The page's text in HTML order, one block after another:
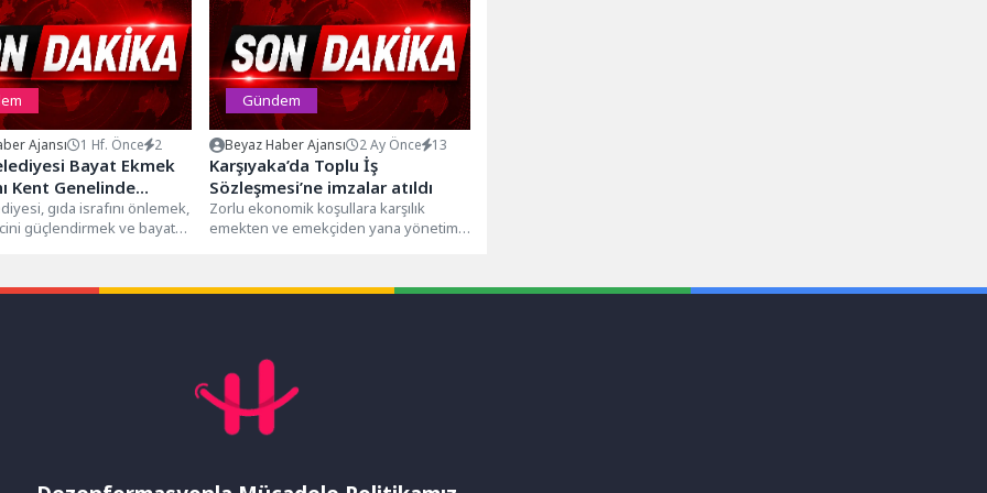
Ajansı 1 Hf. Önce 2
Bayat Ekmek
Kent Genelinde
gıda israfını önlemek,
güçlendirmek ve bayat
Gündem
Beyaz Haber Ajansı 2 Ay Önce 13
Karşıyaka’da Toplu İş
Sözleşmesi’ne imzalar atıldı
Zorlu ekonomik koşullara karşılık
emekten ve emekçiden yana yönetim